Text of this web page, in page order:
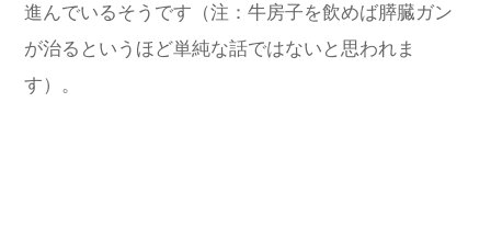
進んでいるそうです（注：牛房子を飲めば膵臓ガン
が治るというほど単純な話ではないと思われま
す）。